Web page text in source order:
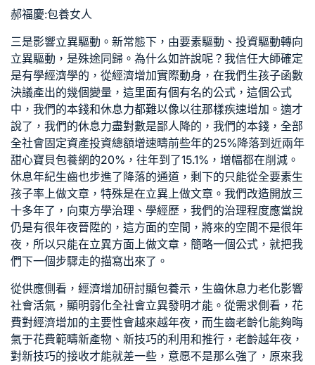
郝福慶:包養女人
三是影響立異驅動。新常態下，由要素驅動、投資驅動轉向
立異驅動，是殊途同歸。為什么如許說呢？我信任大師確定
是有學經濟學的，從經濟增加實際動身，在我們生孩子函數
決議產出的幾個變量，這里面有個有名的公式，這個公式
中，我們的本錢和休息力都難以像以往那樣疾速增加。適才
說了，我們的休息力盡對數是鄙人降的，我們的本錢，全部
全社會固定資產投資總額增速疇前些年的25%降落到近兩年
甜心寶貝包養網的20%，往年到了15.1%，增幅都在削減。
休息年紀生齒也步進了降落的通道，剩下的只能從全要素生
孩子率上做文章，特殊是在立異上做文章。我們改造開放三
十多年了，向東方學治理、學經歷，我們的治理程度應當說
仍是有很年夜晉陞的，這方面的空間，將來的空間不是很年
夜，所以只能在立異方面上做文章，簡略一個公式，就把我
們下一個步驟走的描寫出來了。
從供應側看，經濟增加研討顯包養示，生齒休息力老化影響
社會活氣，顯明弱化全社會立異發明才能。從需求側看，花
費對經濟增加的主要性會越來越年夜，而生齒老齡化能夠晦
氣于花費範疇新產物、新技巧的利用和推行，老齡越年夜，
對新技巧的接收才能就差一些，意愿不是那么強了，原來我